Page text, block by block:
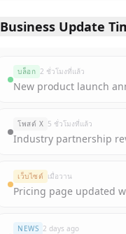
Business Update
บล็อก 2 ชั่วโมงที่แล้ว
New product launch
โพสต์ X 5 ชั่วโมงที่แล้ว
Industry partnership
เว็บไซต์ เมื่อวาน
Pricing page updated
NEWS 2 days ago